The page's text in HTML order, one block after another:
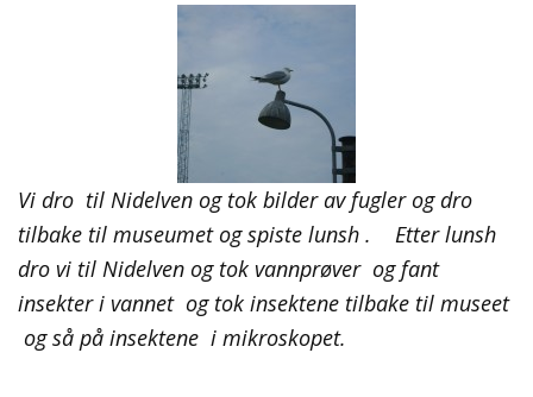
Vi dro til Nidelven og tok bilder av fugler og dro
tilbake til museumet og spiste lunsh . Etter lunsh
dro vi til Nidelven og tok vannprøver og fant
insekter i vannet og tok insektene tilbake til museet
og så på insektene i mikroskopet.